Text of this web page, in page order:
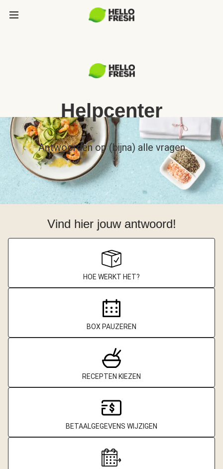
Helpcenter
Antwoorden op (bijna) alle vragen
Vind hier jouw antwoord!
HOE WERKT HET?
BOX PAUZEREN
RECEPTEN KIEZEN
BETAALGEGEVENS WIJZIGEN